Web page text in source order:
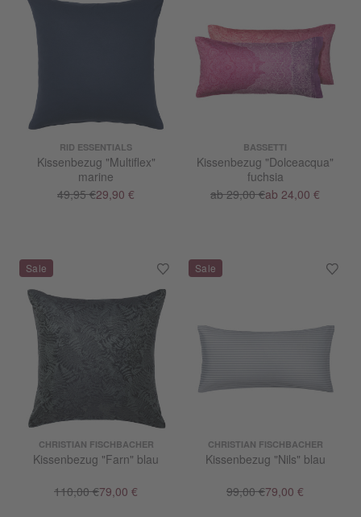
RID ESSENTIALS
Kissenbezug "Multiflex"
marine
49,95 €29,90 €
BASSETTI
Kissenbezug "Dolceacqua"
fuchsia
ab 29,00 €ab 24,00 €
CHRISTIAN FISCHBACHER
Kissenbezug "Farn" blau
110,00 €79,00 €
CHRISTIAN FISCHBACHER
Kissenbezug "Nils" blau
99,00 €79,00 €